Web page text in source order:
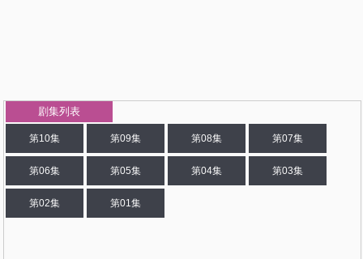
剧集列表
第10集 第09集 第08集 第07集
第06集 第05集 第04集 第03集
第02集 第01集